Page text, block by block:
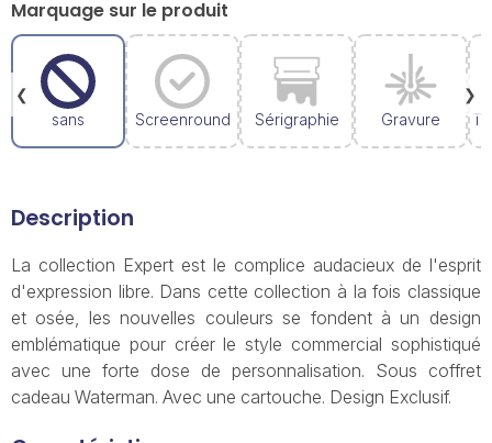
Marquage sur le produit
sans Screenround Sérigraphie Gravure
❯
❮
Description
La collection Expert est le complice audacieux de l'esprit
d'expression libre. Dans cette collection à la fois classique
et osée, les nouvelles couleurs se fondent à un design
emblématique pour créer le style commercial sophistiqué
avec une forte dose de personnalisation. Sous coffret
cadeau Waterman. Avec une cartouche. Design Exclusif.